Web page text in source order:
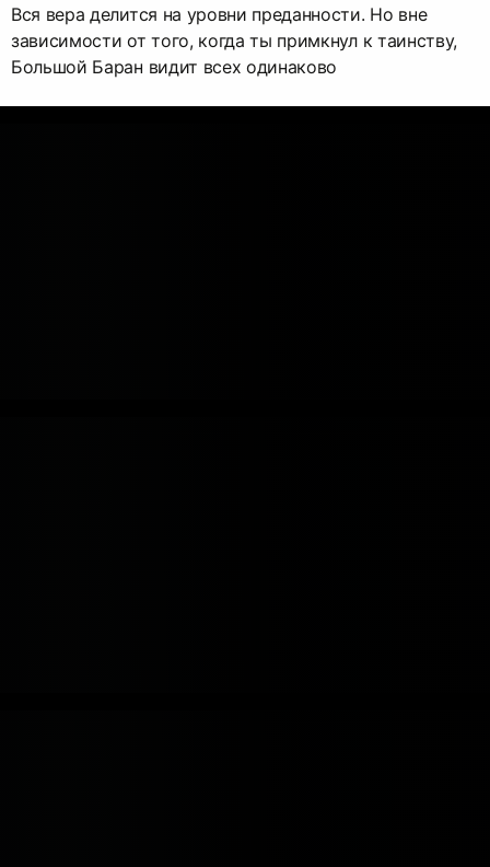
Вся вера делится на уровни преданности. Но вне
зависимости от того, когда ты примкнул к таинству,
Большой Баран видит всех одинаково